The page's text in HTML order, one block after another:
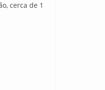
cerca de 1